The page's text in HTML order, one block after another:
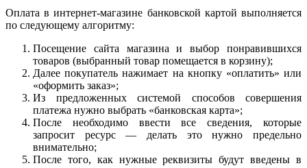
Оплата в интернет-магазине банковской картой выполняется
по следующему алгоритму:
Посещение сайта магазина и выбор понравившихся
товаров (выбранный товар помещается в корзину);
Далее покупатель нажимает на кнопку «оплатить» или
«оформить заказ»;
Из предложенных системой способов совершения
платежа нужно выбрать «банковская карта»;
После необходимо ввести все сведения, которые
запросит ресурс — делать это нужно предельно
внимательно;
После того, как нужные реквизиты будут введены в